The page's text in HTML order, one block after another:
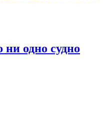
ни одно судно